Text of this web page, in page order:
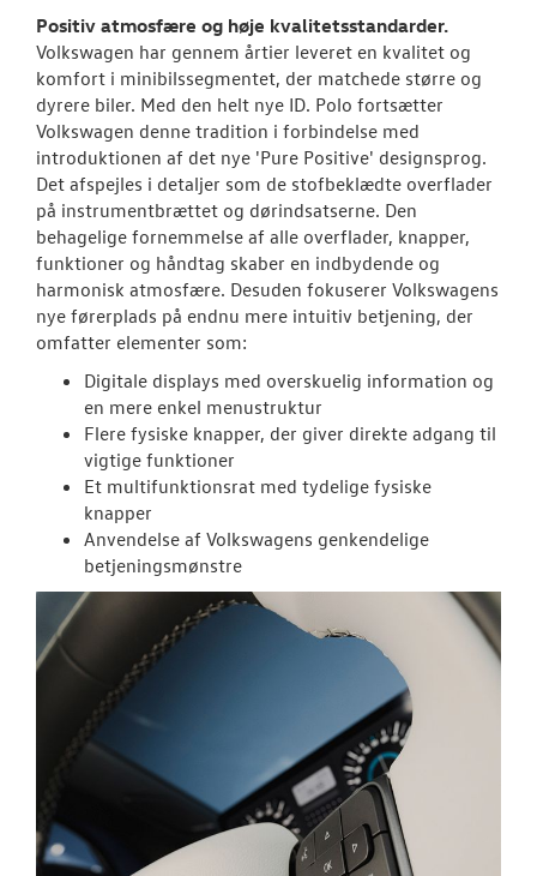
Positiv atmosfære og høje kvalitetsstandarder.
Volkswagen har gennem årtier leveret en kvalitet og
komfort i minibilssegmentet, der matchede større og
dyrere biler. Med den helt nye ID. Polo fortsætter
Volkswagen denne tradition i forbindelse med
introduktionen af det nye 'Pure Positive' designsprog.
Det afspejles i detaljer som de stofbeklædte overflader
på instrumentbrættet og dørindsatserne. Den
behagelige fornemmelse af alle overflader, knapper,
funktioner og håndtag skaber en indbydende og
harmonisk atmosfære. Desuden fokuserer Volkswagens
nye førerplads på endnu mere intuitiv betjening, der
omfatter elementer som:
Digitale displays med overskuelig information og
en mere enkel menustruktur
Flere fysiske knapper, der giver direkte adgang til
vigtige funktioner
Et multifunktionsrat med tydelige fysiske
knapper
Anvendelse af Volkswagens genkendelige
betjeningsmønstre